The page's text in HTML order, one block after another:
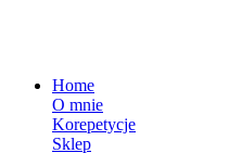
Home
O mnie
Korepetycje
Sklep